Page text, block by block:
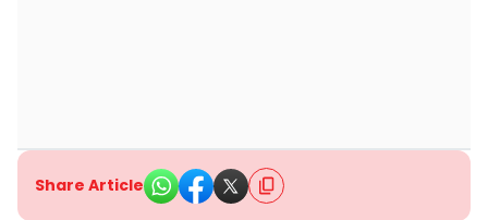
Share Article